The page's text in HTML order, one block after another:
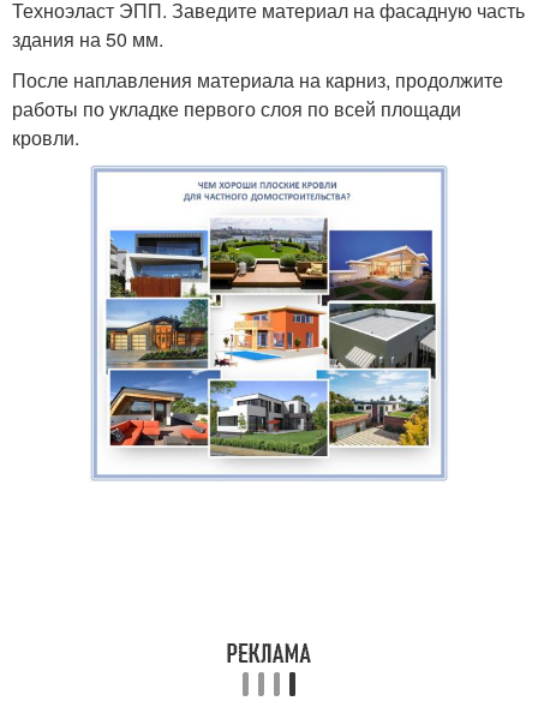
Техноэласт ЭПП. Заведите материал на фасадную часть
здания на 50 мм.
После наплавления материала на карниз, продолжите
работы по укладке первого слоя по всей площади
кровли.